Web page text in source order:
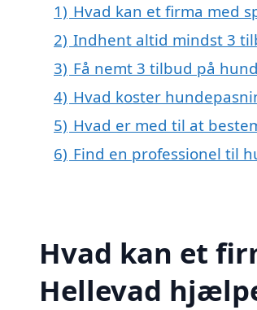
1) Hvad kan et firma med
2) Indhent altid mindst 3
3) Få nemt 3 tilbud på
4) Hvad koster
5) Hvad er med til at
6) Find en professionel til
Hvad kan et
Hellevad